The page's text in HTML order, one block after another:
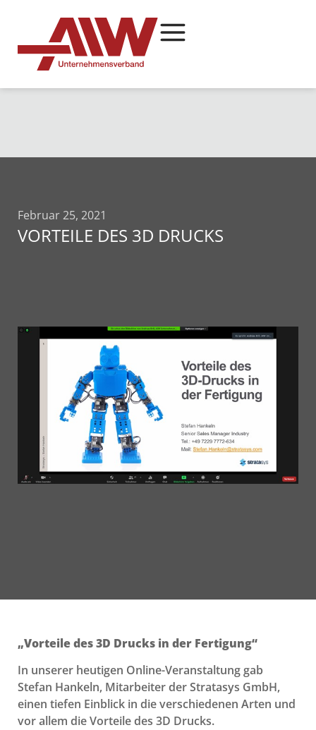
Februar 25, 2021
VORTEILE DES 3D DRUCKS
„Vorteile des 3D Drucks in der Fertigung“
In unserer heutigen Online-Veranstaltung gab
Stefan Hankeln, Mitarbeiter der Stratasys GmbH,
einen tiefen Einblick in die verschiedenen Arten und
vor allem die Vorteile des 3D Drucks.